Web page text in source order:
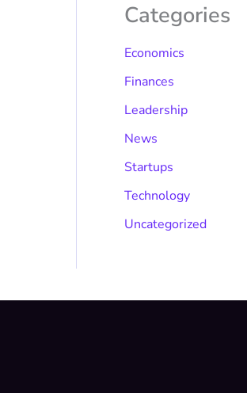
Categories
Economics
Finances
Leadership
News
Startups
Technology
Uncategorized